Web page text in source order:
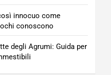
innocuo come
conoscono
degli Agrumi: Guida per